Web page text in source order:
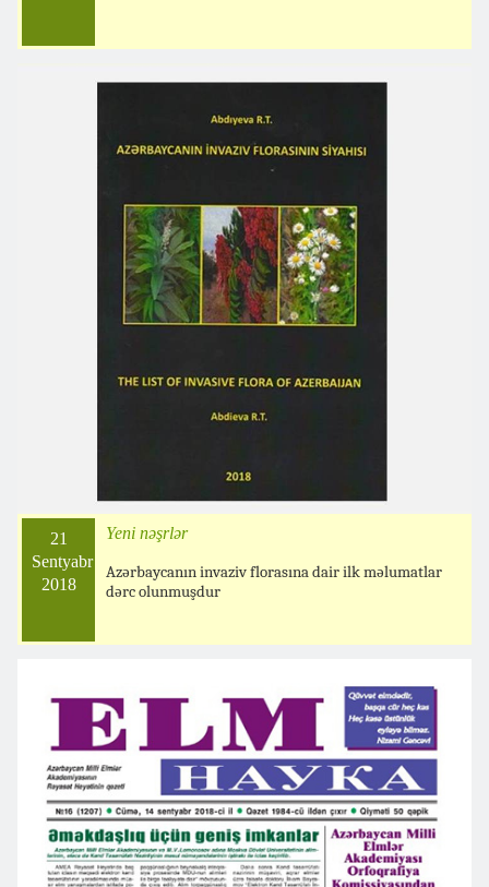
21
Sentyabr
2018
Yeni nəşrlər
Azərbaycanın invaziv florasına dair ilk məlumatlar
dərc olunmuşdur